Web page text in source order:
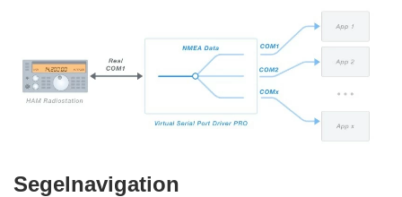
Segelnavigation